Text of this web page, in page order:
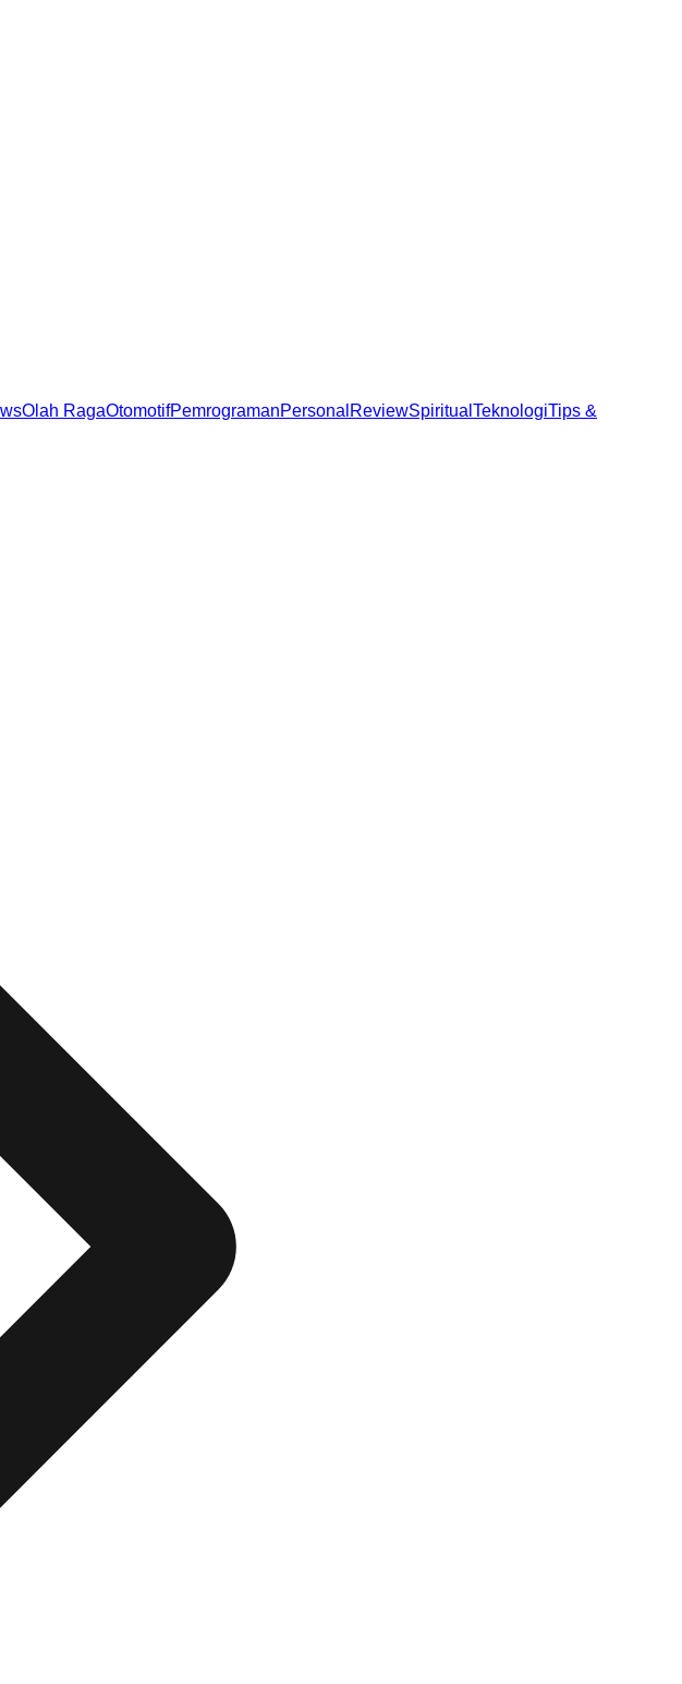
Olah RagaOtomotifPemrogramanPersonal ReviewSpiritual TeknologiTips &